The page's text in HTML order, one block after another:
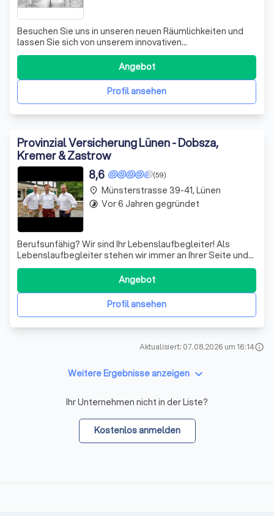
Besuchen Sie uns in unseren neuen Räumlichkeiten und
lassen Sie sich von unserem innovativen
Einrichtungskonzept inspirieren. Mit den harmonischen
LVM-Farben Weiß und Grün schaffen wir ein Umfeld, das
Kreativität und Regeneration fördert. Unsere hellen
Arbeitsplätze sind nach den neuesten Erkenntnis
Profil ansehen
Angebot
Provinzial Versicherung Lünen - Dobsza,
Kremer & Zastrow
(59)
8,6
Berufsunfähig? Wir sind Ihr Lebenslaufbegleiter! Als
Lebenslaufbegleiter stehen wir immer an Ihrer Seite und
sorgen für die richtige Absicherung – ein Leben lang.
Damit Sie unbeschwert durchs Leben gehen können.
Sorgenfrei abgesichert: Verfolgen Sie Ihre Träume – wir
kümmern uns um den Rest. Passen
Profil ansehen
Angebot
place Münsterstrasse 39-41, Lünen
timelapse Vor 6 Jahren gegründet
Aktualisiert: 07.08.2026 um 16:14info
Weitere Ergebnisse anzeigen keyboard_arrow_down
Ihr Unternehmen nicht in der Liste?
Kostenlos anmelden